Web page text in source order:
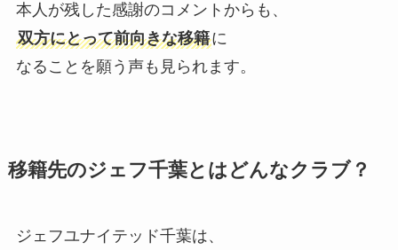
本人が残した感謝のコメントからも、
双方にとって前向きな移籍に
なることを願う声も見られます。
移籍先のジェフ千葉とはどんなクラブ？
ジェフユナイテッド千葉は、